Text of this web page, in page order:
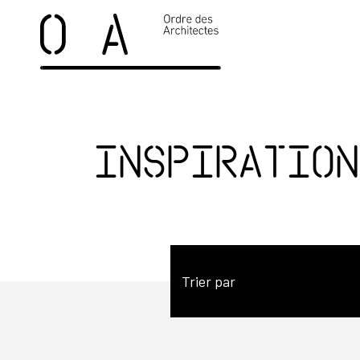
Trier par